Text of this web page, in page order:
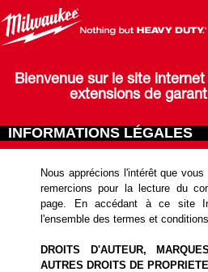
Bienvenue sur le site
extensions de
INFORMATIONS LÉGALES
Nous apprécions l'intérêt que
remercions pour la lecture du
page. En accédant à ce site
l'ensemble des termes et
DROITS D'AUTEUR,
AUTRES DROITS DE